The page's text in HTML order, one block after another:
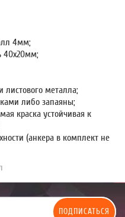
4мм;
40х20мм;
листового металла;
либо запаяны;
краска устойчивая к
(анкера в комплект не
ПОДПИСАТЬСЯ